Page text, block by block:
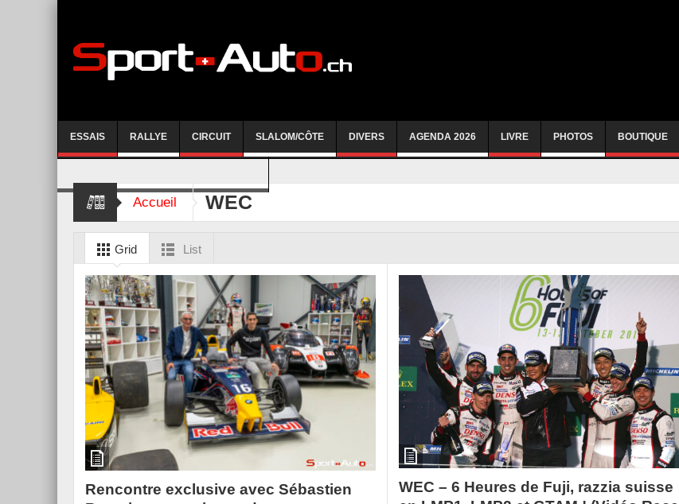
ESSAIS RALLYE CIRCUIT SLALOM/CÔTE DIVERS AGENDA 2026 LIVRE PHOTOS BOUTIQUE
Accueil WEC
Grid List
Rencontre exclusive avec Sébastien
WEC – 6 Heures de Fuji, razzia suisse